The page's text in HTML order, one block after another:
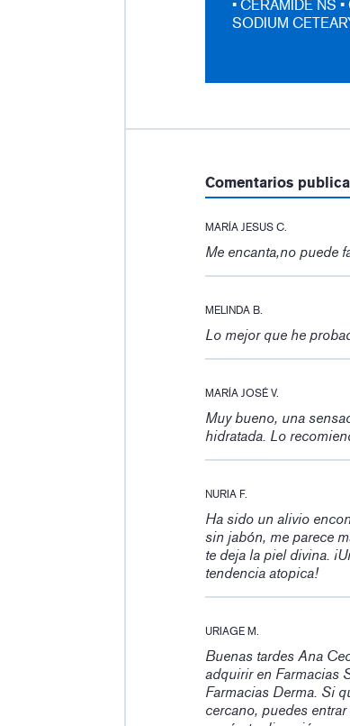
• CERAMIDE NS
SODIUM
Comentarios
MARÍA JESUS C.
Me encanta,no puede
MELINDA B.
Lo mejor que he
MARÍA JOSÉ V.
Muy bueno, una
hidratada. Lo
NURIA F.
Ha sido un alivio
sin jabón, me parece
te deja la piel divina.
tendencia atopica!
URIAGE M.
Buenas tardes Ana
adquirir en Farmacias
Farmacias Derma. Si
cercano, puedes